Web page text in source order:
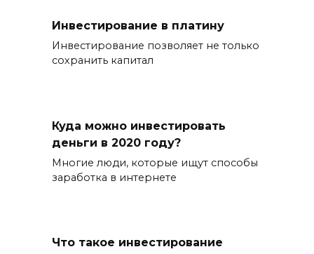
Инвестирование в платину
Инвестирование позволяет не только
сохранить капитал
Куда можно инвестировать
деньги в 2020 году?
Многие люди, которые ищут способы
заработка в интернете
Что такое инвестирование